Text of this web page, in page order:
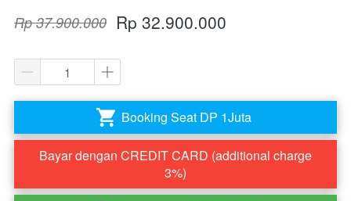
Rp 37.900.000 Rp 32.900.000
` Booking Seat DP 1Juta
Bayar dengan CREDIT CARD (additional charge
3%)